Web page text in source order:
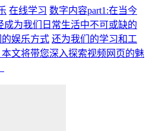
在线学习 数字内容part1:在当今
成为我们日常生活中不可或缺的
娱乐方式 还为我们的学习和工
文将带您深入探索视频网页的魅